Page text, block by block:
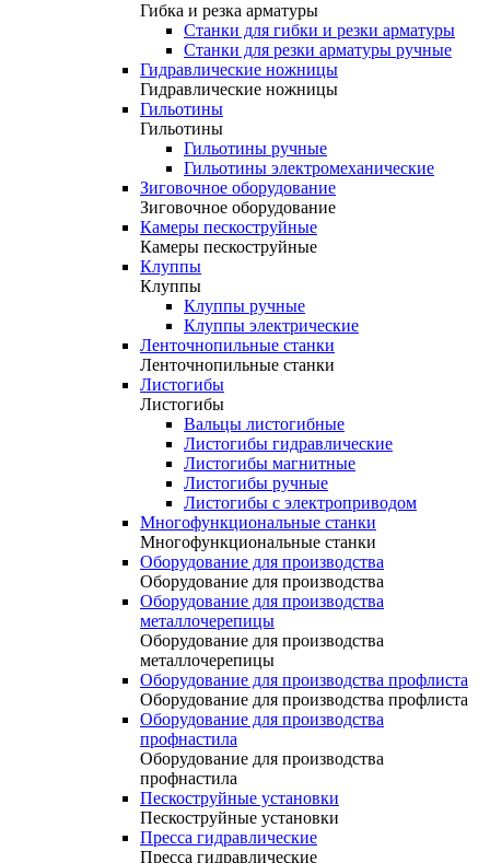
Гибка и резка арматуры
Станки для гибки и резки арматуры
Станки для резки арматуры ручные
Гидравлические ножницы
Гидравлические ножницы
Гильотины
Гильотины
Гильотины ручные
Гильотины электромеханические
Зиговочное оборудование
Зиговочное оборудование
Камеры пескоструйные
Камеры пескоструйные
Клуппы
Клуппы
Клуппы ручные
Клуппы электрические
Ленточнопильные станки
Ленточнопильные станки
Листогибы
Листогибы
Вальцы листогибные
Листогибы гидравлические
Листогибы магнитные
Листогибы ручные
Листогибы с электроприводом
Многофункциональные станки
Многофункциональные станки
Оборудование для производства
Оборудование для производства
Оборудование для производства
металлочерепицы
Оборудование для производства
металлочерепицы
Оборудование для производства профлиста
Оборудование для производства профлиста
Оборудование для производства
профнастила
Оборудование для производства
профнастила
Пескоструйные установки
Пескоструйные установки
Пресса гидравлические
Пресса гидравлические